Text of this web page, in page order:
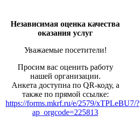
Независимая оценка качества
оказания услуг
Уважаемые посетители!
Просим вас оценить работу
нашей организации.
Анкета доступна по QR-коду, а
также по прямой ссылке:
https://forms.mkrf.ru/e/2579/xTPLeBU7/?
ap_orgcode=225813